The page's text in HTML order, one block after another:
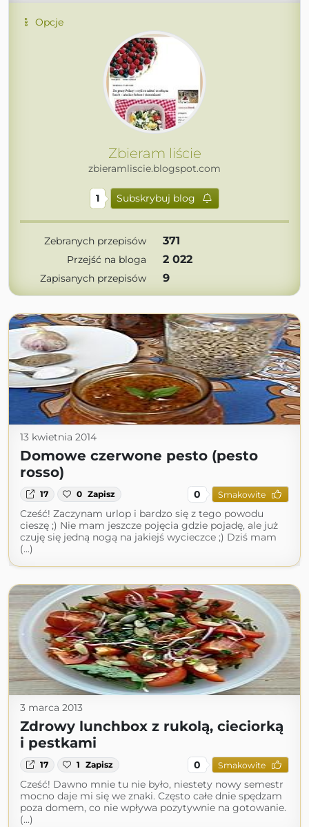
Opcje
Zbieram liście
zbieramliscie.blogspot.com
1 Subskrybuj blog
Zebranych przepisów 371
Przejść na bloga 2 022
Zapisanych przepisów 9
13 kwietnia 2014
Domowe czerwone pesto (pesto
rosso)
17 0 Zapisz 0 Smakowite
Cześć! Zaczynam urlop i bardzo się z tego powodu
cieszę ;) Nie mam jeszcze pojęcia gdzie pojadę, ale już
czuję się jedną nogą na jakiejś wycieczce ;) Dziś mam
(...)
3 marca 2013
Zdrowy lunchbox z rukolą, cieciorką
i pestkami
17 1 Zapisz 0 Smakowite
Cześć! Dawno mnie tu nie było, niestety nowy semestr
mocno daje mi się we znaki. Często całe dnie spędzam
poza domem, co nie wpływa pozytywnie na gotowanie.
(...)